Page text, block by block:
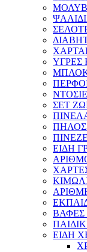
ΥΓΡΕΣ
ΜΠΛΟΚ
ΣΕΤ
ΠΗΛΟΣ
ΕΙΔΗ
ΕΙΔΗ